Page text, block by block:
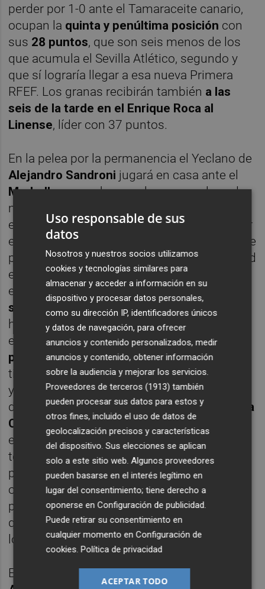
perder por 1-0 ante el Tamaraceite canario,
ocupan la quinta y penúltima posición con
sus 28 puntos, que son seis menos de los
que acumula el Sevilla Atlético, segundo y
que sí lograría llegar a esa nueva Primera
RFEF. Los granas recibirán también a las
seis de la tarde en el Enrique Roca al
Linense, líder con 37 puntos.
En la pelea por la permanencia el Yeclano de
Alejandro Sandroni jugará en casa ante el
Marbellaen un choque clave pues el cuadro
malagueño, que ocupa la segunda posición
en el
grupo 4E, es la referencia para alcanzar
ese objetivo que hace poco estaba imposible
para los azulgranas pero que en la actualidad
es difícil pero posible. Todo pasa por vencer
este duelo pues el equipo del Altiplano,
sexto de entre ocho competidoresy que
han enlazado tres victorias, la última por 1-2
en el campo del Marino canario, suma
puntos, que son siete menos de los que
tiene el Marbella, al que visitará en la octava
y última jornada de esta fase. Ganar este
domingoa las once y media en el estadio La
Constituciónpermitiría al Yeclano enjugar
esa diferencia hasta los cuatro puntos con
todavía 12 en juego, pero perder
prácticamente haría que se esfumaran sus
opciones, aunque también cabe la
posibilidad de que siendo tercero, un puesto
que ocupa El Ejido 2012 con 25 puntos,
lograra la salvación.
En esta pelea el Lorca Deportiva de
Uso responsable de sus
datos
Nosotros y nuestros socios utilizamos
cookies y tecnologías similares para
almacenar y acceder a información en su
dispositivo y procesar datos personales,
como su dirección IP, identificadores únicos
y datos de navegación, para ofrecer
anuncios y contenido personalizados, medir
anuncios y contenido, obtener información
sobre la audiencia y mejorar los servicios.
Proveedores de terceros (1913) también
pueden procesar sus datos para estos y
otros fines, incluido el uso de datos de
geolocalización precisos y características
del dispositivo. Sus elecciones se aplican
solo a este sitio web. Algunos proveedores
pueden basarse en el interés legítimo en
lugar del consentimiento; tiene derecho a
oponerse enConfiguración de publicidad
Puede retirar su consentimiento en
cualquier momento enConfiguración de
cookies .Política de privacidad
ACEPTAR TODO